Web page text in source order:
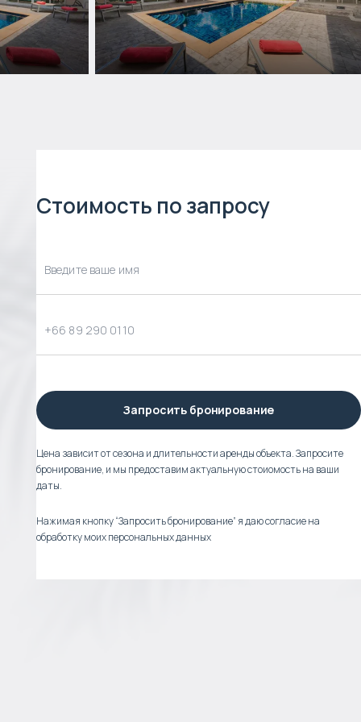
Стоимость по запросу
Запросить бронирование
Цена зависит от сезона и длительности аренды объекта. Запросите
бронирование, и мы предоставим актуальную стоиомость на ваши
даты.
Нажимая кнопку “Запросить бронирование” я даю согласие на
обработку моих персональных данных